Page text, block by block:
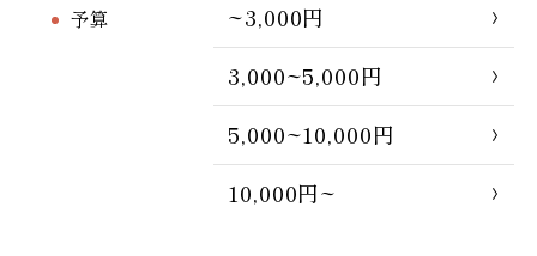
予算
~3,000円
3,000~5,000円
5,000~10,000円
10,000円~